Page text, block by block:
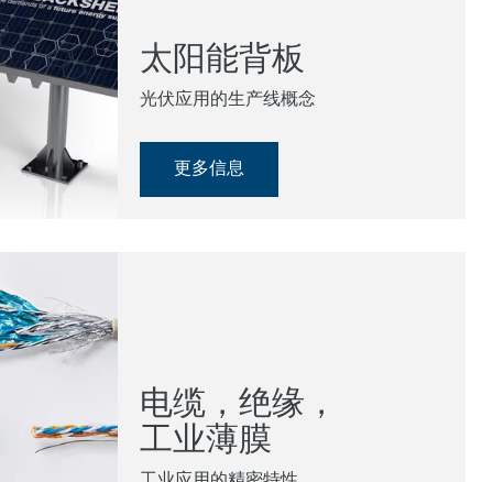
太阳能背板
光伏应用的生产线概念
更多信息
电缆，绝缘，
工业薄膜